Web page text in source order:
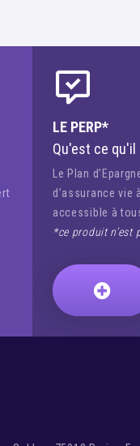
LE PERP*
Qu'est ce qu'il
Le Plan
d’assurance
accessible à
*ce produit n’est